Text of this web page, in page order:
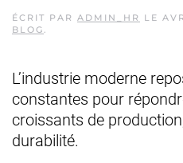
ÉCRIT PAR ADMIN_HR LE
BLOG.
L’industrie moderne
constantes pour
croissants de
durabilité.